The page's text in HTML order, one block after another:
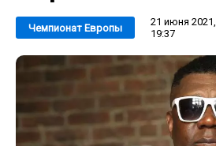
Чемпионат Европы
21 июня 2021,
19:37